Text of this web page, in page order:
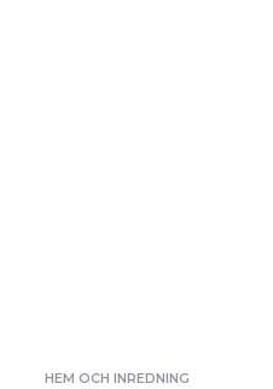
HEM OCH INREDNING